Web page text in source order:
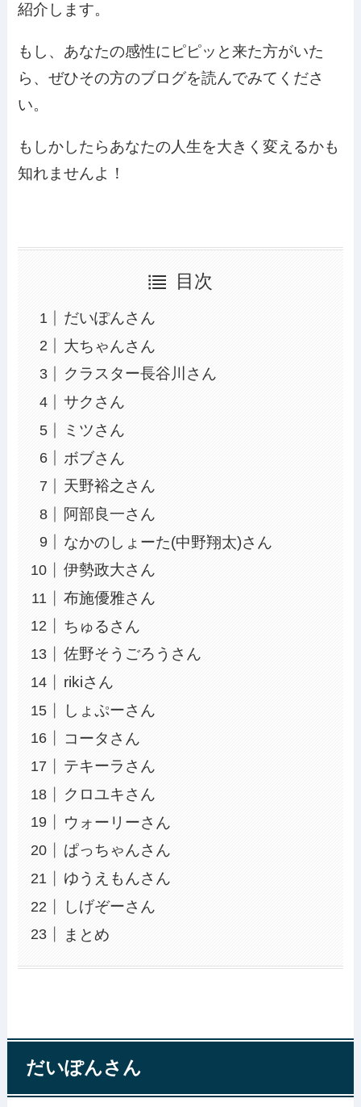
紹介します。
もし、あなたの感性にピピッと来た方がいた
ら、ぜひその方のブログを読んでみてくださ
い。
もしかしたらあなたの人生を大きく変えるかも
知れませんよ！
目次
だいぽんさん
大ちゃんさん
クラスター長谷川さん
サクさん
ミツさん
ボブさん
天野裕之さん
阿部良一さん
なかのしょーた(中野翔太)さん
伊勢政大さん
布施優雅さん
ちゅるさん
佐野そうごろうさん
rikiさん
しょぷーさん
コータさん
テキーラさん
クロユキさん
ウォーリーさん
ぱっちゃんさん
ゆうえもんさん
しげぞーさん
まとめ
だいぽんさん